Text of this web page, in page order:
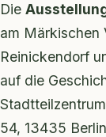
Die
am Märkischen
Reinickendorf
auf die
54, 13435